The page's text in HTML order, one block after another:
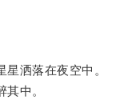
洒落在夜空中。
中。